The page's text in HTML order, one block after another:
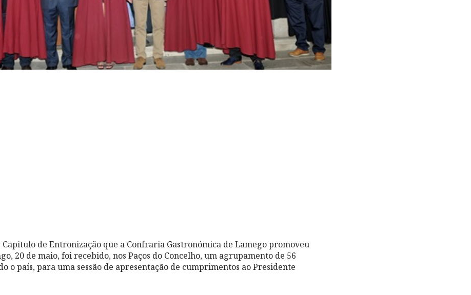
de Entronização que a Confraria Gastronómica de Lamego promoveu
20 de maio, foi recebido, nos Paços do Concelho, um agrupamento de 56
o país, para uma sessão de apresentação de cumprimentos ao Presidente